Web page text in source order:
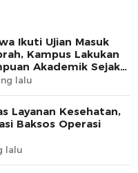
Ikuti Ujian Masuk
Kampus Lakukan
Akademik Sejak
lalu
Layanan Kesehatan,
Baksos Operasi
lalu